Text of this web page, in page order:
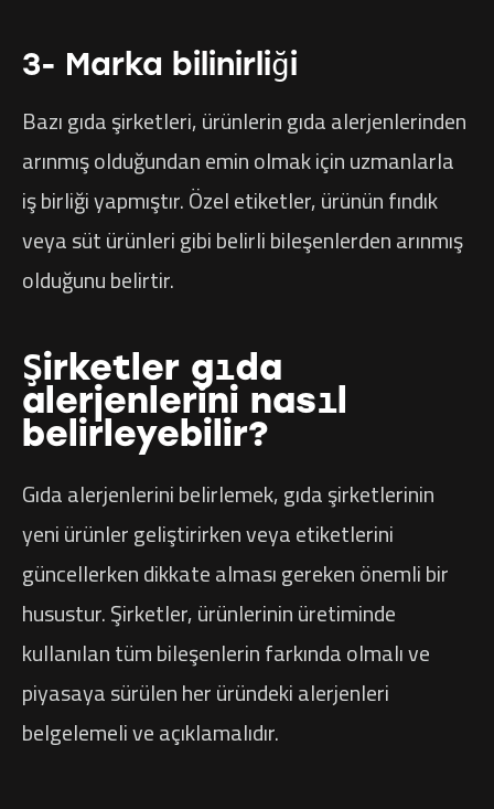
3- Marka bilinirliği
Bazı gıda şirketleri, ürünlerin gıda alerjenlerinden
arınmış olduğundan emin olmak için uzmanlarla
iş birliği yapmıştır. Özel etiketler, ürünün fındık
veya süt ürünleri gibi belirli bileşenlerden arınmış
olduğunu belirtir.
Şirketler gıda
alerjenlerini nasıl
belirleyebilir?
Gıda alerjenlerini belirlemek, gıda şirketlerinin
yeni ürünler geliştirirken veya etiketlerini
güncellerken dikkate alması gereken önemli bir
husustur. Şirketler, ürünlerinin üretiminde
kullanılan tüm bileşenlerin farkında olmalı ve
piyasaya sürülen her üründeki alerjenleri
belgelemeli ve açıklamalıdır.